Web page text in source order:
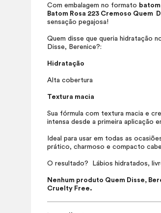
Com embalagem no formato
Batom Rosa 223 Cremoso Quem
sensação pegajosa!
Quem disse que queria hidratação
Disse, Berenice?:
Hidratação
Alta cobertura
Textura macia
Sua fórmula com textura macia e
intensa desde a primeira aplicação
Ideal para usar em todas as
prático, charmoso e compacto
O resultado? Lábios hidratados,
Nenhum produto Quem Disse,
Cruelty Free.